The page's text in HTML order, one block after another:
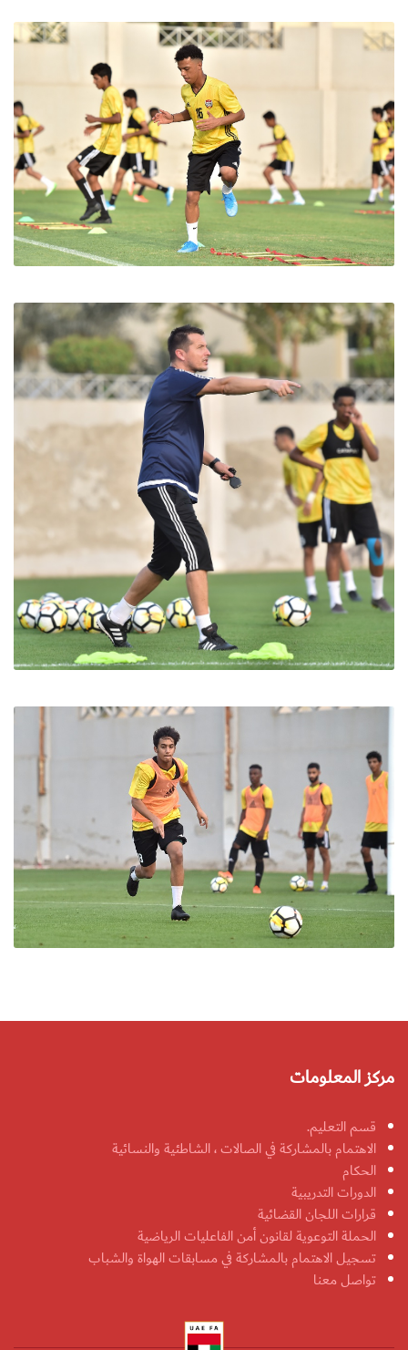
مركز المعلومات
قسم التعليم.
الاهتمام بالمشاركة في الصالات ، الشاطئية والنسائية
الحكام
الدورات التدريبية
قرارات اللجان القضائية
الحملة التوعوية لقانون أمن الفاعليات الرياضية
تسجيل الاهتمام بالمشاركة في مسابقات الهواة والشباب
تواصل معنا